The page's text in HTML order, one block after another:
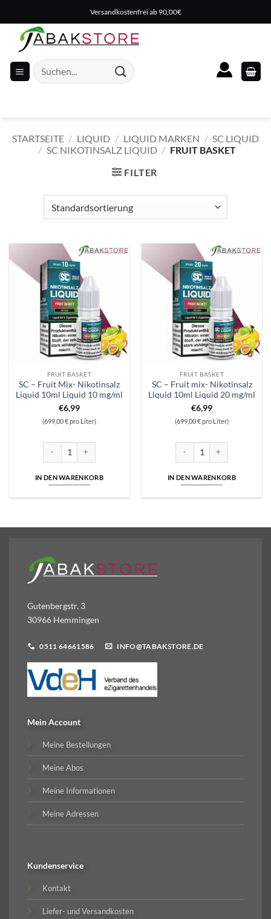
Inhalt
springen
Versandkostenfrei ab 90,00€
Suche
nach:
STARTSEITE / LIQUID / LIQUID MARKEN / SC LIQUID
/ SC NIKOTINSALZ LIQUID / FRUIT BASKET
FILTER
FRUIT BASKET
SC – Fruit Mix- Nikotinsalz
Liquid 10ml Liquid 10 mg/ml
€6,99
(699,00 € pro Liter)
IN DEN WARENKORB
FRUIT BASKET
SC – Fruit mix- Nikotinsalz
Liquid 10ml Liquid 20 mg/ml
€6,99
(699,00 € pro Liter)
IN DEN WARENKORB
Gutenbergstr. 3
30966 Hemmingen
0511 64661586 INFO@TABAKSTORE.DE
Mein Account
Meine Bestellungen
Meine Abos
Meine Informationen
Meine Adressen
Kundenservice
Kontakt
Liefer- und Versandkosten